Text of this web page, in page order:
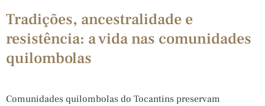
Tradições, ancestralidade e
resistência: a vida nas comunidades
quilombolas
Comunidades quilombolas do Tocantins preservam